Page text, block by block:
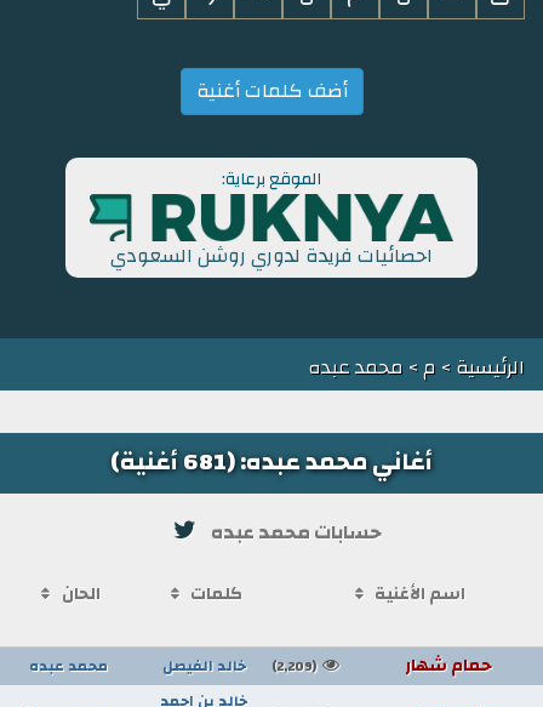
أضف كلمات أغنية
الموقع برعاية:
احصائيات فريدة لدوري روشن السعودي
الرئيسية> م> محمد عبده
أغاني محمد عبده: (681 أغنية)
حسابات محمد عبده
اسم الأغنية كلمات الحان
حمام شهار (2,209) خالد الفيصل محمد عبده
خالد بن احمد